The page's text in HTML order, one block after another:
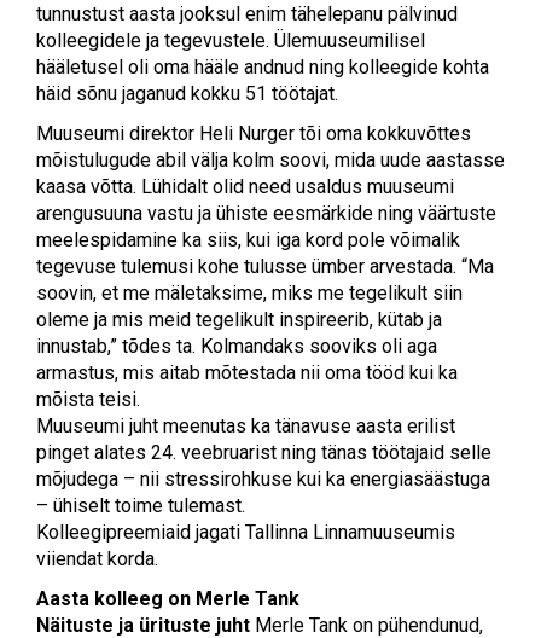
tunnustust aasta jooksul enim tähelepanu pälvinud
kolleegidele ja tegevustele. Ülemuuseumilisel
hääletusel oli oma hääle andnud ning kolleegide kohta
häid sõnu jaganud kokku 51 töötajat.
Muuseumi direktor Heli Nurger tõi oma kokkuvõttes
mõistulugude abil välja kolm soovi, mida uude aastasse
kaasa võtta. Lühidalt olid need usaldus muuseumi
arengusuuna vastu ja ühiste eesmärkide ning väärtuste
meelespidamine ka siis, kui iga kord pole võimalik
tegevuse tulemusi kohe tulusse ümber arvestada. “Ma
soovin, et me mäletaksime, miks me tegelikult siin
oleme ja mis meid tegelikult inspireerib, kütab ja
innustab,” tõdes ta. Kolmandaks sooviks oli aga
armastus, mis aitab mõtestada nii oma tööd kui ka
mõista teisi.
Muuseumi juht meenutas ka tänavuse aasta erilist
pinget alates 24. veebruarist ning tänas töötajaid selle
mõjudega – nii stressirohkuse kui ka energiasäästuga
– ühiselt toime tulemast.
Kolleegipreemiaid jagati Tallinna Linnamuuseumis
viiendat korda.
Aasta kolleeg on Merle Tank
Näituste ja ürituste juht Merle Tank on pühendunud,